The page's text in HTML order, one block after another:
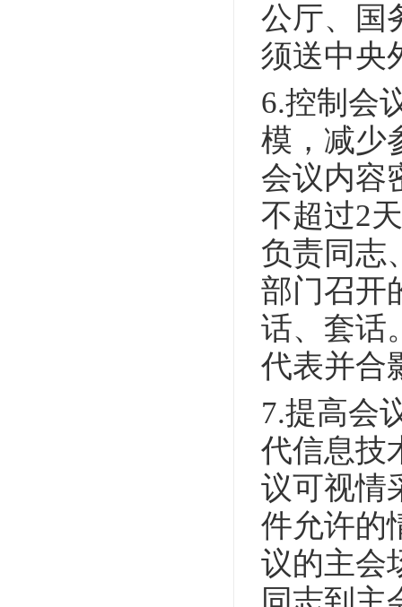
公厅、国
须送中央
6.控制会
模，减少
会议内容
不超过2
负责同志
部门召开
话、套话
代表并合
7.提高会
代信息技
议可视情
件允许的
议的主会